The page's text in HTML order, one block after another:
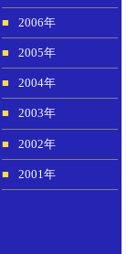
■ 2006年
■ 2005年
■ 2004年
■ 2003年
■ 2002年
■ 2001年